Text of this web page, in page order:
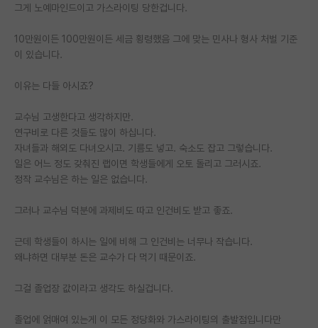
임용 정보 게시판
학부 인턴 게시판
임용 후기 게시판
PI 전용 게시판
인문사회 계열 게시판
특수/전문대학원 게시판
반도체/AI 게시판
장학금/장학생 게시판
학술 정보 게시판
홍보 게시판
커리어
그게 노예마인드이고 가스라이팅 당한겁니다.
10만원이든 100만원이든 세금 횡령했음 그에 맞는 민사나 형사 처벌 기준
이 있습니다.
이유는 다들 아시죠?
교수님 고생한다고 생각하지만.
연구비로 다른 것들도 많이 하십니다.
자녀들과 해외도 다녀오시고. 기름도 넣고. 숙소도 잡고 그렇습니다.
일은 어느 정도 갖춰진 랩이면 학생들에게 오토 돌리고 그러시죠.
정작 교수님은 하는 일은 없습니다.
그러나 교수님 덕분에 과제비도 따고 인건비도 받고 좋죠.
근데 학생들이 하시는 일에 비해 그 인건비는 너무나 작습니다.
왜냐하면 대부분 돈은 교수가 다 먹기 때문이죠.
그걸 졸업장 값이라고 생각도 하실겁니다.
졸업에 얽매여 있는게 이 모든 정당화와 가스라이팅의 출발점입니다만